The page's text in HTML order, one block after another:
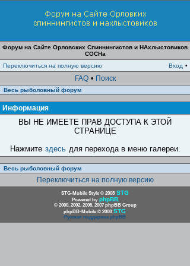
Форум на Сайте Орловских Спиннингистов и НАхлыстовиков
СОСНа
Переключиться на полную версию
Вход •
FAQ • Поиск
Весь рыболовный форум
Информация
ВЫ НЕ ИМЕЕТЕ ПРАВ ДОСТУПА К ЭТОЙ
СТРАНИЦЕ
Нажмите здесь для перехода в меню галереи.
Весь рыболовный форум
Переключиться на полную версию
STG-Mobile Style © 2008 STG
Powered by phpBB
© 2000, 2002, 2005, 2007 phpBB Group
phpBB-Mobile © 2008 STG
Русская поддержка phpBB